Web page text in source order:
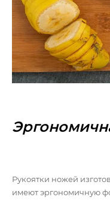
Рукоятки ножей
имеют эргономичную